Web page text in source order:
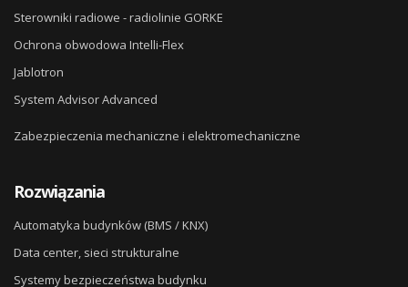
Sterowniki radiowe - radiolinie GORKE
Ochrona obwodowa Intelli-Flex
Jablotron
System Advisor Advanced
Zabezpieczenia mechaniczne i elektromechaniczne
Rozwiązania
Automatyka budynków (BMS / KNX)
Data center, sieci strukturalne
Systemy bezpieczeństwa budynku